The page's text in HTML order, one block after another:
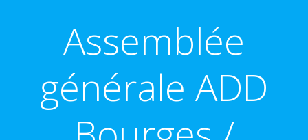
Assemblée
générale ADD